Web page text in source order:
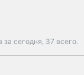
за сегодня, 37 всего.